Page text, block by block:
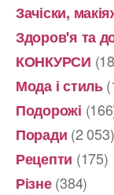
Зачіски,
Здоров'я та
КОНКУРСИ
Мода і стиль
Подорожі
Поради (2 053)
Рецепти (175)
Різне(384)